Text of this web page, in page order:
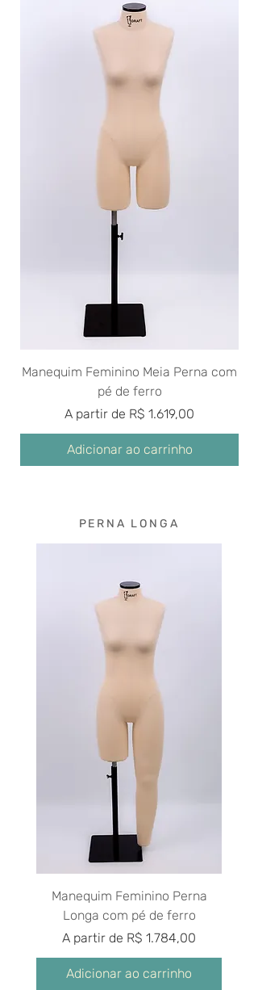
Manequim Feminino Meia Perna com
pé de ferro
A partir de R$ 1.619,00
Preço promocional
Adicionar ao carrinho
PERNA LONGA
Manequim Feminino Perna
Longa com pé de ferro
A partir de R$ 1.784,00
Preço promocional
Adicionar ao carrinho